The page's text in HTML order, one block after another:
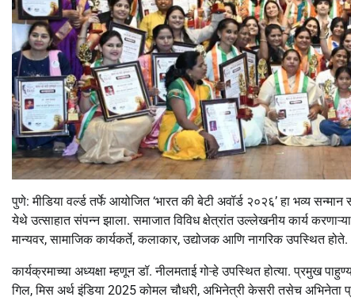
पुणे: मीडिया वर्ल्ड तर्फे आयोजित ‘भारत की बेटी अवॉर्ड २०२६’ हा भव्य
येथे उत्साहात संपन्न झाला. समाजात विविध क्षेत्रांत उल्लेखनीय कार्य
मान्यवर, सामाजिक कार्यकर्ते, कलाकार, उद्योजक आणि नागरिक उपस्थित होते.
कार्यक्रमाच्या अध्यक्षा म्हणून डॉ. नीलमताई गोऱ्हे उपस्थित होत्या. प्रमुख
गिल, मिस अर्थ इंडिया 2025 कोमल चौधरी, अभिनेत्री केसरी तसेच अभिनेता